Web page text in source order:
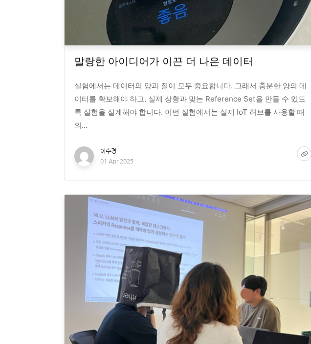
말랑한 아이디어가 이끈 더 나은 데이터
실험에서는 데이터의 양과 질이 모두 중요합니다. 그래서 충분한 양의 데
이터를 확보해야 하고, 실제 상황과 맞는 Reference Set을 만들 수 있도
록 실험을 설계해야 합니다. 이번 실험에서는 실제 IoT 허브를 사용할 때
의...
이수경
01 Apr 2025